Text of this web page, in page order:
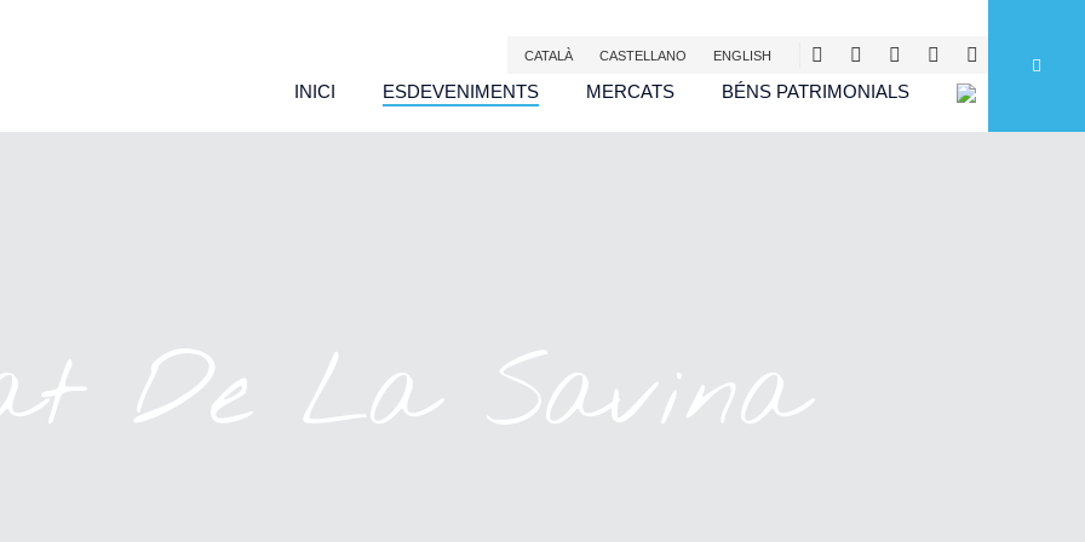
CATALÀ CASTELLANO ENGLISH
INICI ESDEVENIMENTS MERCATS BÉNS PATRIMONIALS
De La Savina